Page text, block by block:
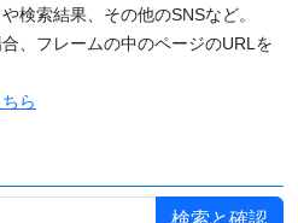
検索結果、その他のSNSなど。
、フレームの中のページのURLを
ら